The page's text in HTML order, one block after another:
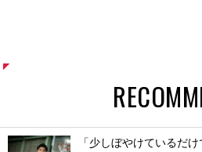
「少しぼやけているだ